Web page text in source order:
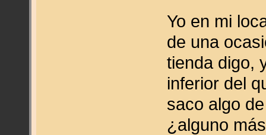
Yo en mi
de una
tienda digo,
inferior del
saco algo
¿alguno